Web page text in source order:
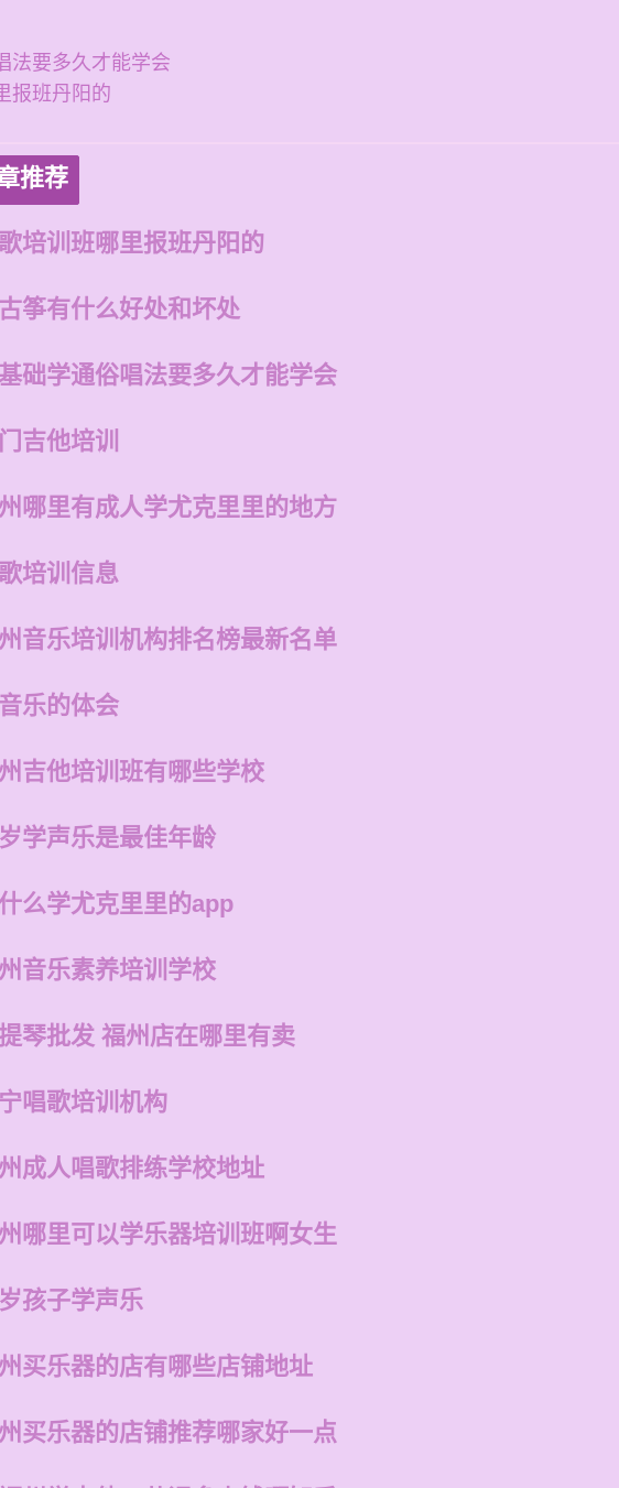
法要多久才能学会
报班丹阳的
推荐
培训班哪里报班丹阳的
筝有什么好处和坏处
础学通俗唱法要多久才能学会
吉他培训
哪里有成人学尤克里里的地方
培训信息
音乐培训机构排名榜最新名单
乐的体会
吉他培训班有哪些学校
学声乐是最佳年龄
么学尤克里里的app
音乐素养培训学校
琴批发 福州店在哪里有卖
唱歌培训机构
成人唱歌排练学校地址
哪里可以学乐器培训班啊女生
孩子学声乐
买乐器的店有哪些店铺地址
买乐器的店铺推荐哪家好一点